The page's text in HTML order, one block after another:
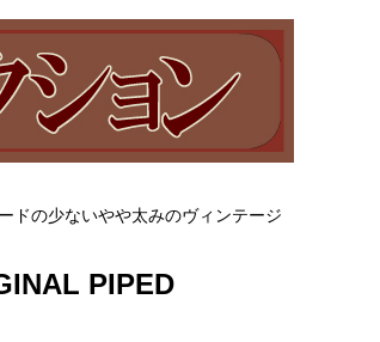
ドの少ないやや太みのヴィンテージ
PIPED